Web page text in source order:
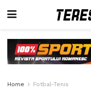
Home Fotbal-Tenis